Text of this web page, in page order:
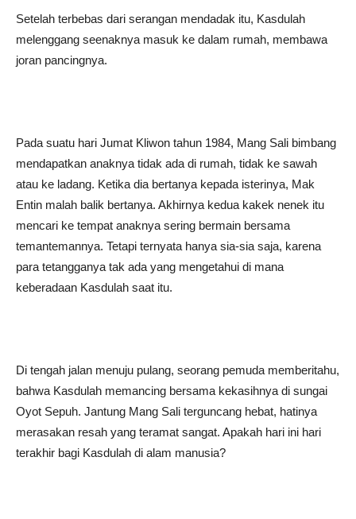
Setelah terbebas dari serangan mendadak itu, Kasdulah
melenggang seenaknya masuk ke dalam rumah, membawa
joran pancingnya.
Pada suatu hari Jumat Kliwon tahun 1984, Mang Sali bimbang
mendapatkan anaknya tidak ada di rumah, tidak ke sawah
atau ke ladang. Ketika dia bertanya kepada isterinya, Mak
Entin malah balik bertanya. Akhirnya kedua kakek nenek itu
mencari ke tempat anaknya sering bermain bersama
temantemannya. Tetapi ternyata hanya sia-sia saja, karena
para tetangganya tak ada yang mengetahui di mana
keberadaan Kasdulah saat itu.
Di tengah jalan menuju pulang, seorang pemuda memberitahu,
bahwa Kasdulah memancing bersama kekasihnya di sungai
Oyot Sepuh. Jantung Mang Sali terguncang hebat, hatinya
merasakan resah yang teramat sangat. Apakah hari ini hari
terakhir bagi Kasdulah di alam manusia?